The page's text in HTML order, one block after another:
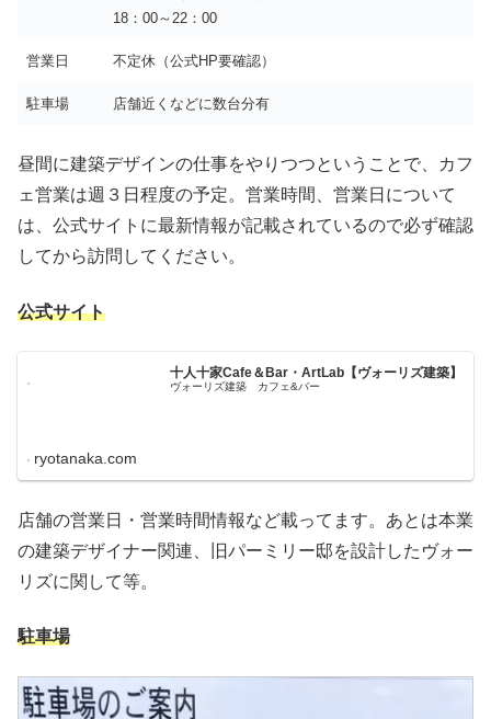
18：00～22：00
営業日 不定休（公式HP要確認）
駐車場 店舗近くなどに数台分有
昼間に建築デザインの仕事をやりつつということで、カフ
ェ営業は週３日程度の予定。営業時間、営業日について
は、公式サイトに最新情報が記載されているので必ず確認
してから訪問してください。
公式サイト
十人十家Cafe＆Bar・ArtLab【ヴォーリズ建築】
ヴォーリズ建築 カフェ&バー
ryotanaka.com
店舗の営業日・営業時間情報など載ってます。あとは本業
の建築デザイナー関連、旧パーミリー邸を設計したヴォー
リズに関して等。
駐車場